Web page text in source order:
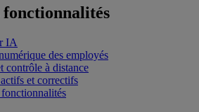
IA
des employés
contrôle à distance
et correctifs